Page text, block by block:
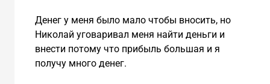
Денег у меня было мало чтобы вносить, но
Николай уговаривал меня найти деньги и
внести потому что прибыль большая и я
получу много денег.